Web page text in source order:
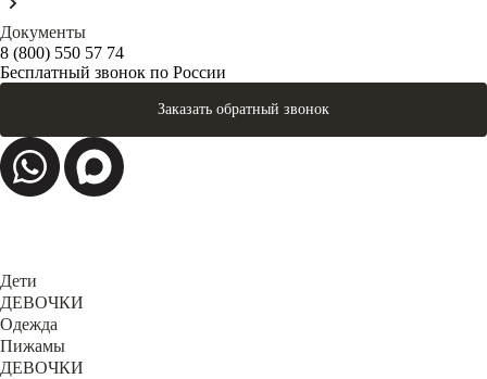
Документы
8 (800) 550 57 74
Бесплатный звонок по России
Заказать обратный звонок
Дети
ДЕВОЧКИ
Одежда
Пижамы
ДЕВОЧКИ